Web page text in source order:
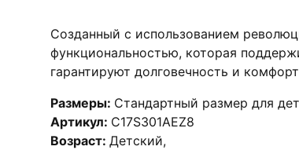
Созданный с использованием
функциональностью, которая
гарантируют долговечность и
Размеры: Стандартный размер для
Артикул: C17S301AEZ8
Возраст: Детский,